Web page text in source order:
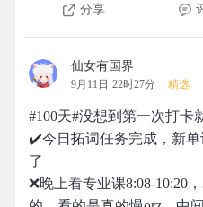
分享
仙女有国界
9月11日 22时27分 精选
#100天#没想到第一次打卡
✔️今日拓词任务完成，新单
了
❌晚上看专业课8:08-10:20